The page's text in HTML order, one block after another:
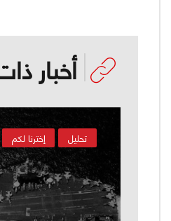
أخبار
إخترنا لكم تحليل